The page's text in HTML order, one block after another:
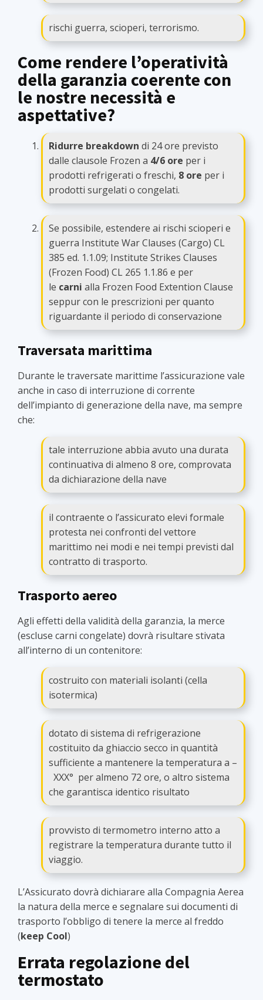
rischi guerra, scioperi, terrorismo.
Come rendere l’operatività
della garanzia coerente con
le nostre necessità e
aspettative?
Ridurre breakdown di 24 ore previsto
dalle clausole Frozen a 4/6 ore per i
prodotti refrigerati o freschi, 8 ore per i
prodotti surgelati o congelati.
Se possibile, estendere ai rischi scioperi e
guerra Institute War Clauses (Cargo) CL
385 ed. 1.1.09; Institute Strikes Clauses
(Frozen Food) CL 265 1.1.86 e per
le carni alla Frozen Food Extention Clause
seppur con le prescrizioni per quanto
riguardante il periodo di conservazione
Traversata marittima
Durante le traversate marittime l’assicurazione vale
anche in caso di interruzione di corrente
dell’impianto di generazione della nave, ma sempre
che:
tale interruzione abbia avuto una durata
continuativa di almeno 8 ore, comprovata
da dichiarazione della nave
il contraente o l’assicurato elevi formale
protesta nei confronti del vettore
marittimo nei modi e nei tempi previsti dal
contratto di trasporto.
Trasporto aereo
Agli effetti della validità della garanzia, la merce
(escluse carni congelate) dovrà risultare stivata
all’interno di un contenitore:
costruito con materiali isolanti (cella
isotermica)
dotato di sistema di refrigerazione
costituito da ghiaccio secco in quantità
sufficiente a mantenere la temperatura a –
XXX° per almeno 72 ore, o altro sistema
che garantisca identico risultato
provvisto di termometro interno atto a
registrare la temperatura durante tutto il
viaggio.
L’Assicurato dovrà dichiarare alla Compagnia Aerea
la natura della merce e segnalare sui documenti di
trasporto l’obbligo di tenere la merce al freddo
(keep Cool)
Errata regolazione del
termostato